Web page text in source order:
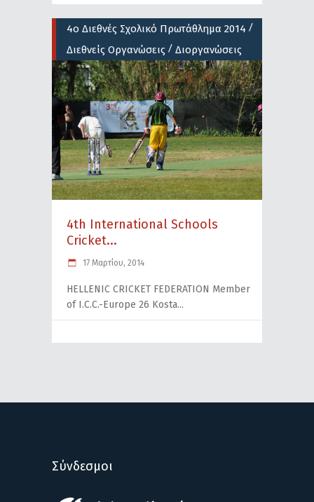
4ο Διεθνές Σχολικό Πρωτάθλημα 2014 /
Διεθνείς Οργανώσεις / Διοργανώσεις
4th International Schools
Cricket...
17 Μαρτίου, 2014
HELLENIC CRICKET FEDERATION Member
of I.C.C.-Europe 26 Kosta
Σύνδεσμοι